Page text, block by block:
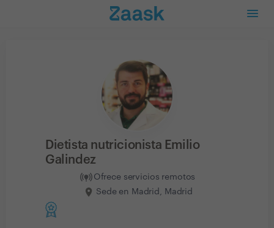
Dietista nutricionista Emilio
Galindez
Ofrece servicios remotos
Sede en Madrid, Madrid